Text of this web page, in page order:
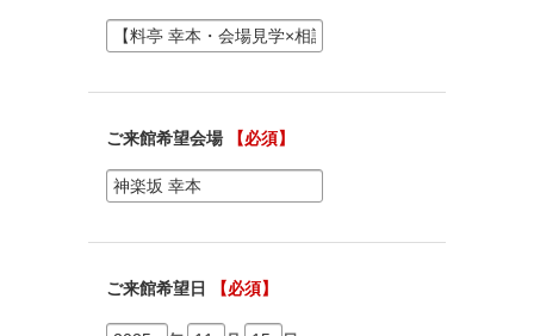
神社コラム
神社.jpチャンネル